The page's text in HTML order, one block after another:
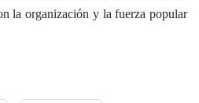
la organización y la fuerza popular